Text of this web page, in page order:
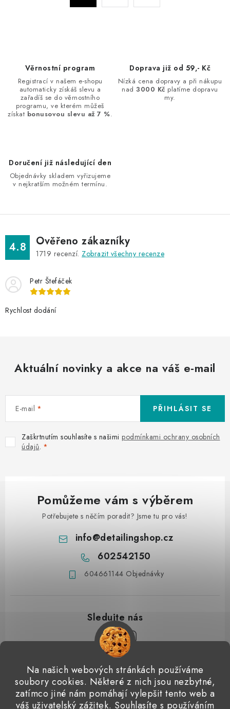
Na našich webových stránkách používáme
soubory cookies. Některé z nich jsou nezbytné,
zatímco jiné nám pomáhají vylepšit tento web a
váš uživatelský zážitek. Souhlasíte s používáním
v
Věrnostní program
Registrací v našem e-shopu
automaticky získáš slevu a
zařadíš se do věrnostního
programu, ve kterém můžeš
získat bonusovou slevu až 7 %.
Doprava již od 59,- Kč
Nízká cena dopravy a při nákupu
nad3000 Kč platíme dopravu
my.
Doručení již následující den
Objednávky skladem vyřizujeme
v nejkratším možném termínu.
4.8 Ověřeno zákazníky
1719 recenzí. Zobrazit všechny recenze
Petr Štefáček
Rychlost dodání
Aktuální novinky a akce na váš e-mail
E-mail
Zaškrtnutím souhlasíte s našimi podmínkami ochrany osobních
údajů.
PŘIHLÁSIT SE
Pomůžeme vám s výběrem
Potřebujete s něčím poradit? Jsme tu pro vás!
info@detailingshop.cz
602542150
604661144 Objednávky
Přijímáme online platby